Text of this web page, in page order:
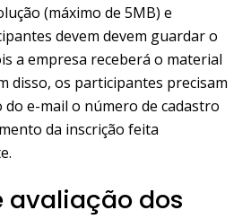
(máximo de 5MB) e
devem devem guardar o
a empresa receberá o material
disso, os participantes precisam
e-mail o número de cadastro
da inscrição feita
avaliação dos